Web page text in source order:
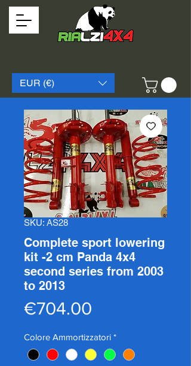
EUR (€)
SKU: AS28
Complete sport lowering
kit -2 cm Panda 4x4
second series from 2003
to 2013
€704.00
Colore Ammortizzatori *